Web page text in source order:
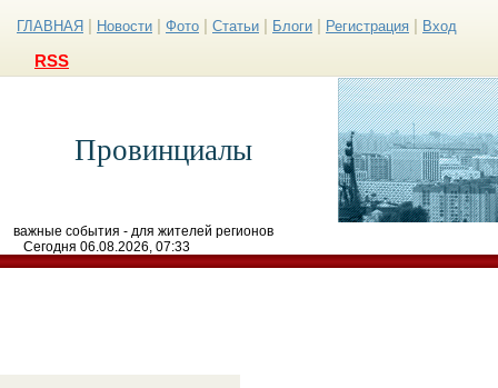
ГЛАВНАЯ Новости Фото Статьи Блоги Регистрация Вход
RSS
Провинциалы
важные события - для жителей регионов
Сегодня 06.08.2026, 07:33